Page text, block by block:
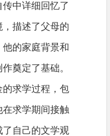
传中详细回忆了
描述了父母的
的家庭背景和
奠定了基础。
的求学过程，包
求学期间接触
自己的文学观